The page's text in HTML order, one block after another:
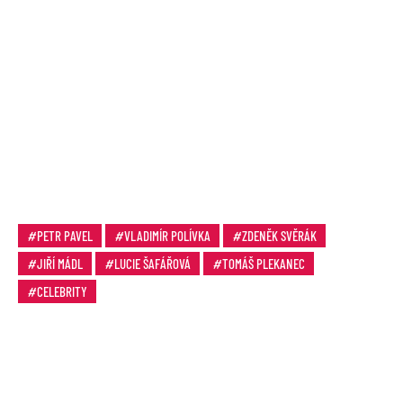
PETR PAVEL VLADIMÍR POLÍVKA
ZDENĚK SVĚRÁK
JIŘÍ MÁDL
LUCIE ŠAFÁŘOVÁ
TOMÁŠ PLEKANEC
CELEBRITY